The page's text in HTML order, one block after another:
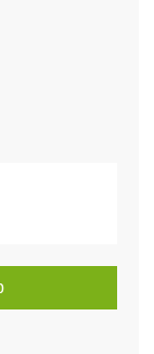
Wert ein